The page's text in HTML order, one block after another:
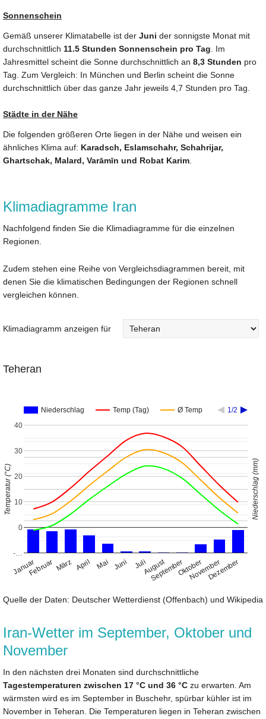
Sonnenschein
Gemäß unserer Klimatabelle ist der Juni der sonnigste Monat mit
durchschnittlich 11.5 Stunden Sonnenschein pro Tag. Im
Jahresmittel scheint die Sonne durchschnittlich an 8,3 Stunden pro
Tag. Zum Vergleich: In München und Berlin scheint die Sonne
durchschnittlich über das ganze Jahr jeweils 4,7 Stunden pro Tag.
Städte in der Nähe
Die folgenden größeren Orte liegen in der Nähe und weisen ein
ähnliches Klima auf: Karadsch, Eslamschahr, Schahrijar,
Ghartschak, Malard, Varāmīn und Robat Karim.
Klimadiagramme Iran
Nachfolgend finden Sie die Klimadiagramme für die einzelnen
Regionen.
Zudem stehen eine Reihe von Vergleichsdiagrammen bereit, mit
denen Sie die klimatischen Bedingungen der Regionen schnell
vergleichen können.
Klimadiagramm anzeigen für
Teheran
Niederschlag Temp (Tag) Ø Temp 1/2
JanuarFebruar März April Mai Juni JuliAugust
SeptemberOktober
NovemberDezember
-…
0
10
20
30
40
Temperatur (°C) Niederschlag (mm)
Quelle der Daten: Deutscher Wetterdienst (Offenbach) und Wikipedia
Iran-Wetter im September, Oktober und
November
In den nächsten drei Monaten sind durchschnittliche
Tagestemperaturen zwischen 17 °C und 36 °C zu erwarten. Am
wärmsten wird es im September in Buschehr, spürbar kühler ist im
November in Teheran. Die Temperaturen liegen in Teheran zwischen